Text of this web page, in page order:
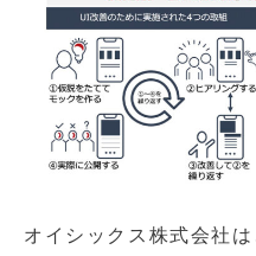
オイシックス株式会社